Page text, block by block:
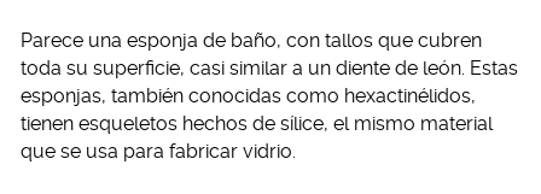
Parece una esponja de baño, con tallos que cubren
toda su superficie, casi similar a un diente de león. Estas
esponjas, también conocidas como hexactinélidos,
tienen esqueletos hechos de sílice, el mismo material
que se usa para fabricar vidrio.